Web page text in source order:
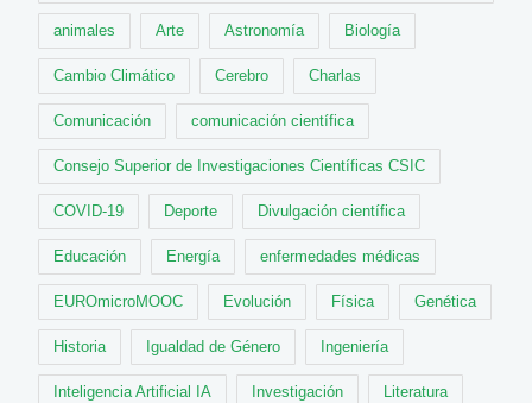
animales Arte Astronomía Biología
Cambio Climático Cerebro Charlas
Comunicación comunicación científica
Consejo Superior de Investigaciones Científicas CSIC
COVID-19 Deporte Divulgación científica
Educación Energía enfermedades médicas
EUROmicroMOOC Evolución Física Genética
Historia Igualdad de Género Ingeniería
Inteligencia Artificial IA Investigación Literatura